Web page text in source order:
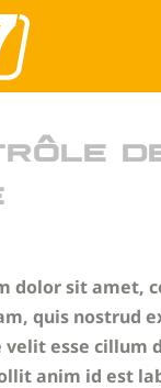
dolor sit amet,
quis nostrud
esse cillum
anim id est